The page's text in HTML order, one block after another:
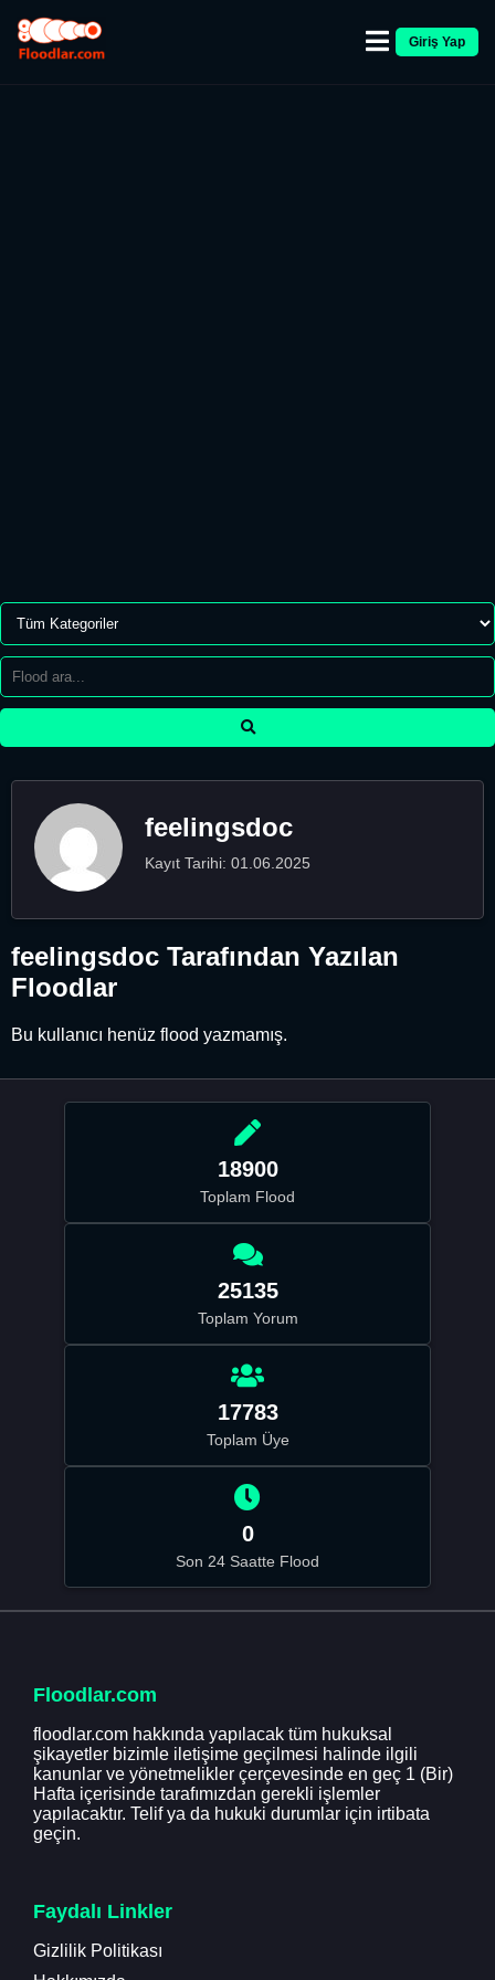
Giriş Yap
feelingsdoc
Kayıt Tarihi: 01.06.2025
feelingsdoc Tarafından Yazılan
Floodlar
Bu kullanıcı henüz flood yazmamış.
18900
Toplam Flood
25135
Toplam Yorum
17783
Toplam Üye
0
Son 24 Saatte Flood
Floodlar.com
floodlar.com hakkında yapılacak tüm hukuksal
şikayetler bizimle iletişime geçilmesi halinde ilgili
kanunlar ve yönetmelikler çerçevesinde en geç 1 (Bir)
Hafta içerisinde tarafımızdan gerekli işlemler
yapılacaktır. Telif ya da hukuki durumlar için irtibata
geçin.
Faydalı Linkler
Gizlilik Politikası